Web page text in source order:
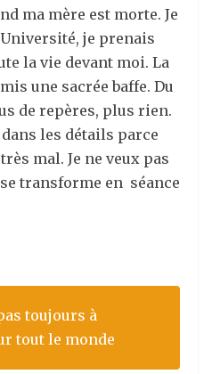
ma mère est morte. Je
je prenais
la vie devant moi. La
une sacrée baffe. Du
de repères, plus rien.
les détails parce
mal. Je ne veux pas
transforme en séance
toujours à
tout le monde